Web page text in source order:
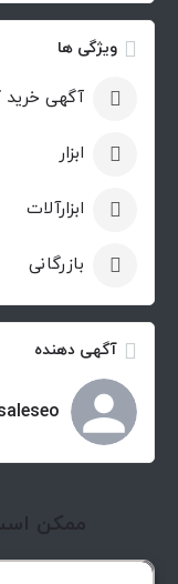
ویژگی ها
آگهی خرید
ابزار
ابزارآلات
بازرگانی
آگهی دهنده
ممکن